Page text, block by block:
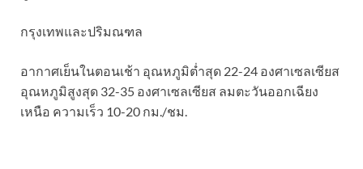
กรุงเทพและปริมณฑล
อากาศเย็นในตอนเช้า อุณหภูมิต่ำสุด 22-24 องศาเซลเซียส
อุณหภูมิสูงสุด 32-35 องศาเซลเซียส ลมตะวันออกเฉียง
เหนือ ความเร็ว 10-20 กม./ชม.